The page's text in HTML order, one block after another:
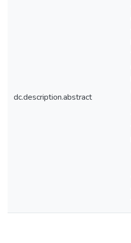
dc.description.abstract